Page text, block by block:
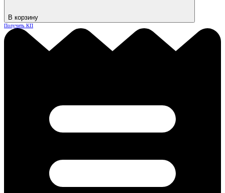
В корзину
Получить КП